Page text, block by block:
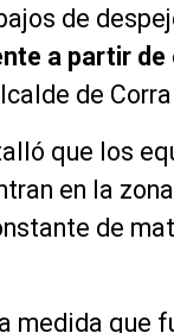
de
a partir
de
que los
en la
de
medida que